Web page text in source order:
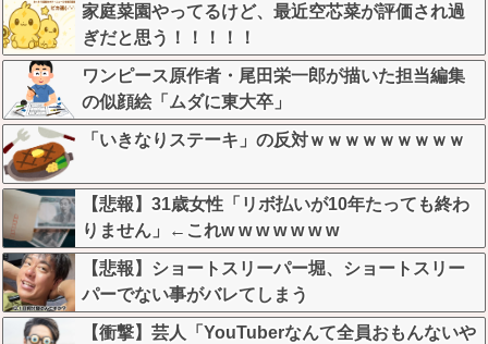
家庭菜園やってるけど、最近空芯菜が評価され過
ぎだと思う！！！！！
ワンピース原作者・尾田栄一郎が描いた担当編集
の似顔絵「ムダに東大卒」
「いきなりステーキ」の反対ｗｗｗｗｗｗｗｗｗ
【悲報】31歳女性「リボ払いが10年たっても終わ
りません」←これw w w w w w w
【悲報】ショートスリーパー堀、ショートスリー
パーでない事がバレてしまう
【衝撃】芸人「YouTuberなんて全員おもんないや